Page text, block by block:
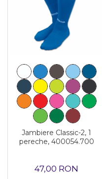
Jambiere Classic-2, 1
pereche, 400054.700
47,00 RON